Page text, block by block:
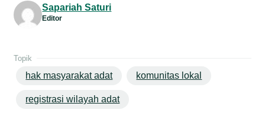
Sapariah Saturi
Editor
Topik
hak masyarakat adat komunitas lokal
registrasi wilayah adat